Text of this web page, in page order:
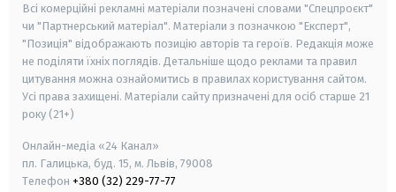
Всі комерційні рекламні матеріали позначені словами "Спецпроєкт"
чи "Партнерський матеріал". Матеріали з позначкою "Експерт",
"Позиція" відображають позицію авторів та героїв. Редакція може
не поділяти їхніх поглядів. Детальніше щодо реклами та правил
цитування можна ознайомитись в правилах користування сайтом.
Усі права захищені. Матеріали сайту призначені для осіб старше 21
року (21+)
Онлайн-медіа «24 Канал»
пл. Галицька, буд. 15, м. Львів, 79008
Телефон +380 (32) 229-77-77